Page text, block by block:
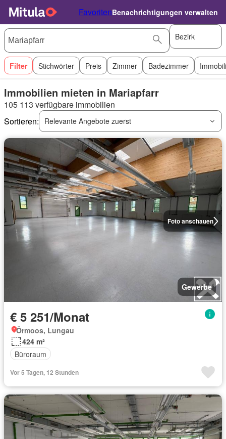
FavoritenBenachrichtigungen verwalten
Bezirk
Filter Stichwörter Preis Zimmer Badezimmer
Immobilien mieten in Mariapfarr
105 113 verfügbare immobilien
Sortieren:
Relevante Angebote zuerst
Foto anschauen
Gewerbe
€ 5 251/Monat
Örmoos, Lungau
424 m²
Büroraum
Vor 5 Tagen, 12 Stunden